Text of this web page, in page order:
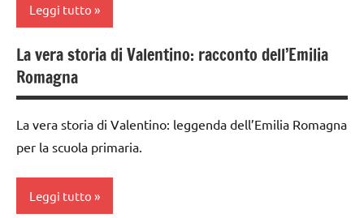
TUTTI GLI
dettati
corpo
PER ETA'
TUTTI GLI
Leggi tutto
classe
3a
4a
5a
GEOGRAFIA
La vera storia di Valentino: racconto dell’Emilia
Romagna
La vera storia di Valentino: leggenda dell’Emilia Romagna
per la scuola primaria.
Leggi tutto